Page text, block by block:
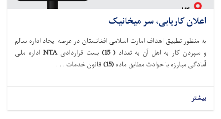
اعلان کاریابی، سر میخانیک
به منظور تطبیق اهداف امارت اسلامی افغانستان در عرصه ایجاد اداره سالم
و سپردن کار به اهل آن به تعداد(
15
) بست قراردادی NTA اداره ملی
آمادگی مبارزه با حوادث مطابق ماده(15) قانون خدمات . . .
بیشتر